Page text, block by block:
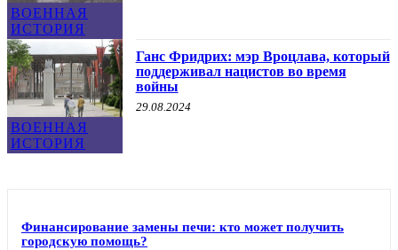
ВОЕННАЯ
ИСТОРИЯ
ВОЕННАЯ
ИСТОРИЯ
Ганс Фридрих: мэр Вроцлава, который
поддерживал нацистов во время
войны
29.08.2024
Финансирование замены печи: кто может получить
городскую помощь?